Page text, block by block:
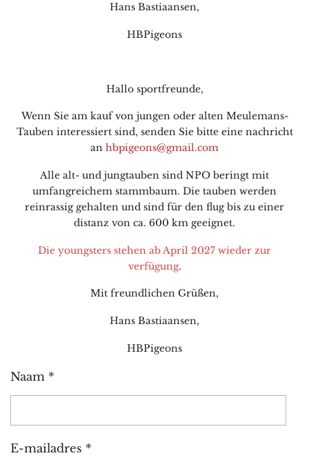
Hans Bastiaansen,
HBPigeons
Hallo sportfreunde,
Wenn Sie am kauf von jungen oder alten Meulemans-
Tauben interessiert sind, senden Sie bitte eine nachricht
an hbpigeons@gmail.com
Alle alt- und jungtauben sind NPO beringt mit
umfangreichem stammbaum. Die tauben werden
reinrassig gehalten und sind für den flug bis zu einer
distanz von ca. 600 km geeignet.
Die youngsters stehen ab April 2027 wieder zur
verfügung.
Mit freundlichen Grüßen,
Hans Bastiaansen,
HBPigeons
Naam *
E-mailadres *